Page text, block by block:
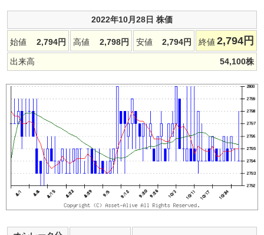
2022年10月28日 株価
始値 2,794円 高値 2,798円 安値 2,794円 終値 2,794 円
出来高 54,100株